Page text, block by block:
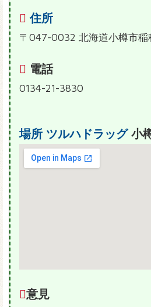
住所
〒047-0032 北海道小樽市稲
電話
0134-21-3830
場所 ツルハドラッグ小
意見